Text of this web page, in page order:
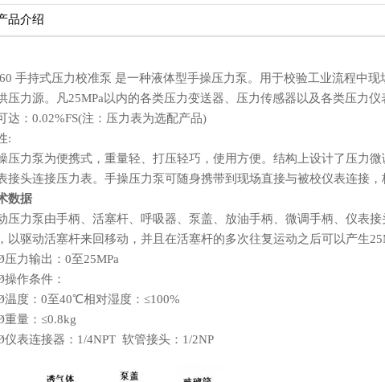
品介绍
手持式压力校准泵 是一种液体型手操压力泵。用于校验工业流程中
压力源。凡25MPa以内的各类压力变送器、压力传感器以及各类压力
达：0.02%FS(注：压力表为选配产品)
:
压力泵为便携式，重量轻、打压轻巧，使用方便。结构上设计了压力
接头连接压力表。手操压力泵可随身携带到现场直接与被校仪表连接，
数据
压力泵由手柄、活塞杆、呼吸器、泵盖、放油手柄、微调手柄、仪表
以驱动活塞杆来回移动，并且在活塞杆的多次往复运动之后可以产生
力输出：0至25MPa
作条件：
度：0至40℃相对湿度：≤100%
量：≤0.8kg
表连接器：1/4NPT 软管接头：1/2NP